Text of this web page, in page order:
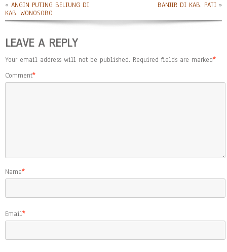
« ANGIN PUTING BELIUNG DI
KAB. WONOSOBO
BANJIR DI KAB. PATI »
LEAVE A REPLY
Your email address will not be published. Required fields are marked*
Comment*
Name*
Email*